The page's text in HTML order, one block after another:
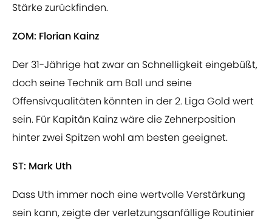
Stärke zurückfinden.
ZOM: Florian Kainz
Der 31-Jährige hat zwar an Schnelligkeit eingebüßt,
doch seine Technik am Ball und seine
Offensivqualitäten könnten in der 2. Liga Gold wert
sein. Für Kapitän Kainz wäre die Zehnerposition
hinter zwei Spitzen wohl am besten geeignet.
ST: Mark Uth
Dass Uth immer noch eine wertvolle Verstärkung
sein kann, zeigte der verletzungsanfällige Routinier